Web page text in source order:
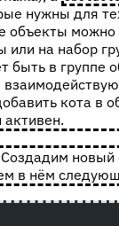
нужны для
объекты можно
или на набор
быть в группе
кота в
новый
в нём